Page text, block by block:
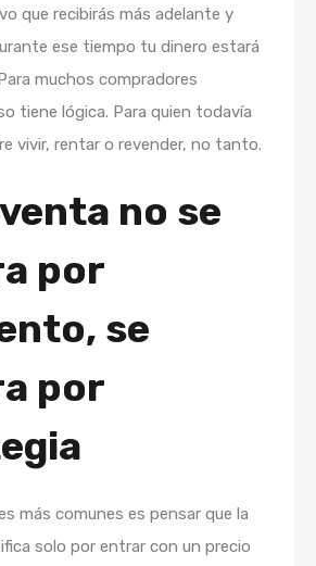
que recibirás más adelante y
ese tiempo tu dinero estará
muchos compradores
tiene lógica. Para quien todavía
vivir, rentar o revender, no tanto.
no se
por
se
por
más comunes es pensar que la
solo por entrar con un precio